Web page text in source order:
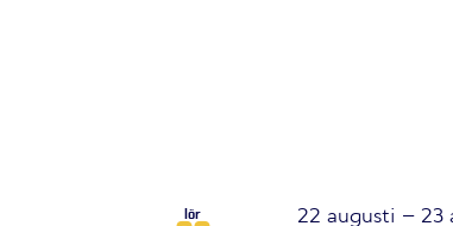
lör 22 augusti – 23